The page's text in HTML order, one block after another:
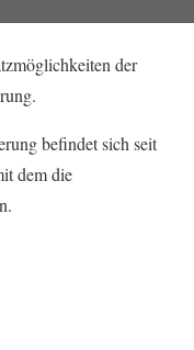
der
befindet sich seit
dem die